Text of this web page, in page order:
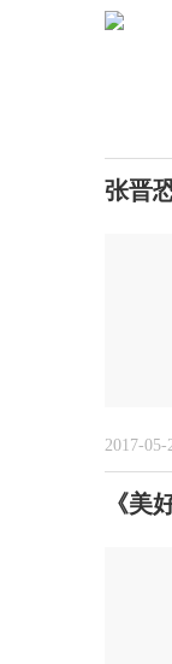
张晋
2017-05-
《美